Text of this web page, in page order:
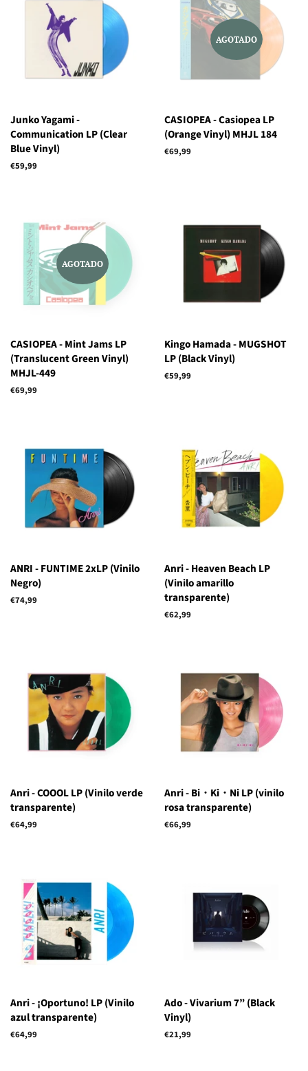
Junko Yagami -
Communication LP (Clear
Blue Vinyl)
Precio
€59,99
AGOTADO
CASIOPEA - Casiopea LP
(Orange Vinyl) MHJL 184
Precio
€69,99
AGOTADO
CASIOPEA - Mint Jams LP
(Translucent Green Vinyl)
MHJL-449
Precio
€69,99
Kingo Hamada - MUGSHOT
LP (Black Vinyl)
Precio
€59,99
ANRI - FUNTIME 2xLP (Vinilo
Negro)
Precio
€74,99
Anri - Heaven Beach LP
(Vinilo amarillo
transparente)
Precio
€62,99
Anri - COOOL LP (Vinilo verde
transparente)
Precio
€64,99
Anri - Bi・Ki・Ni LP (vinilo
rosa transparente)
Precio
€66,99
Anri - ¡Oportuno! LP (Vinilo
azul transparente)
Precio
€64,99
Ado - Vivarium 7” (Black
Vinyl)
Precio
€21,99